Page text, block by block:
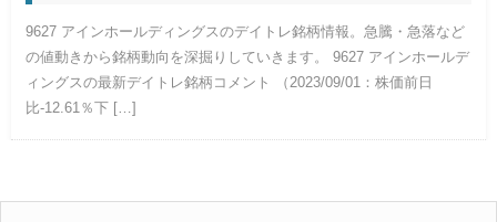
9627 アインホールディングスのデイトレ銘柄情報。急騰・急落など
の値動きから銘柄動向を深掘りしていきます。 9627 アインホールデ
ィングスの最新デイトレ銘柄コメント （2023/09/01：株価前日
比-12.61％下 […]